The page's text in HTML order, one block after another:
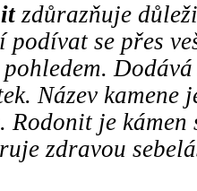
zdůrazňuje
podívat se přes
pohledem.
Název kamene
Rodonit je
zdravou